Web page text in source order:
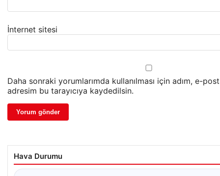
İnternet sitesi
Daha sonraki yorumlarımda kullanılması için adım, e-
adresim bu tarayıcıya kaydedilsin.
Hava Durumu